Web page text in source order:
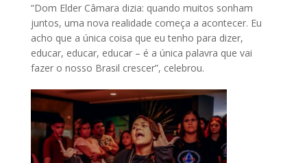
“Dom Elder Câmara dizia: quando muitos sonham
juntos, uma nova realidade começa a acontecer. Eu
acho que a única coisa que eu tenho para dizer,
educar, educar, educar – é a única palavra que vai
fazer o nosso Brasil crescer”, celebrou.